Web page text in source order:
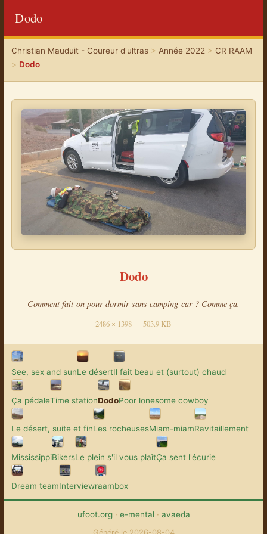
Dodo
Christian Mauduit - Coureur d'ultras> Année 2022 > CR RAAM
> Dodo
Dodo
Comment fait-on pour dormir sans camping-car ? Comme ça.
2486 × 1398 — 503.9 KB
See, sex and sunLe désertIl fait beau et (surtout) chaud
Ça pédaleTime stationDodoPoor lonesome cowboy
Le désert, suite et finLes rocheusesMiam-miamRavitaillement
MississippiBikersLe plein s'il vous plaîtÇa sent l'écurie
Dream teamInterviewraambox
ufoot.org· e-mental· avaeda